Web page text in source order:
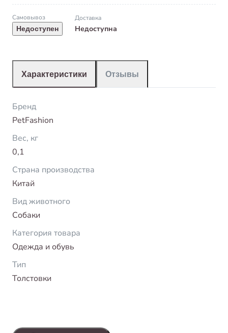
Самовывоз
Недоступен
Доставка
Недоступна
Характеристики Отзывы
Бренд
PetFashion
Вес, кг
0,1
Страна производства
Китай
Вид животного
Собаки
Категория товара
Одежда и обувь
Тип
Толстовки